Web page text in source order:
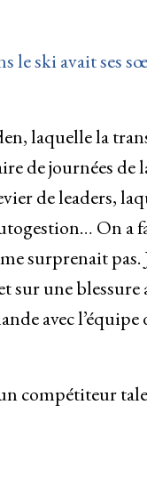
le ski avait ses
laquelle la
de journées
de leaders,
On a
surprenait pas.
une
avec l’équipe
compétiteur